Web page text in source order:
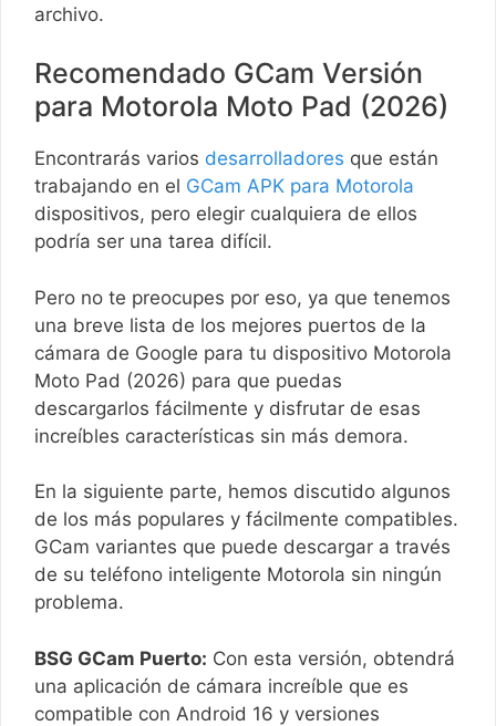
archivo.
Recomendado GCam Versión
para Motorola Moto Pad (2026)
Encontrarás varios desarrolladores que están
trabajando en el GCam APK para Motorola
dispositivos, pero elegir cualquiera de ellos
podría ser una tarea difícil.
Pero no te preocupes por eso, ya que tenemos
una breve lista de los mejores puertos de la
cámara de Google para tu dispositivo Motorola
Moto Pad (2026) para que puedas
descargarlos fácilmente y disfrutar de esas
increíbles características sin más demora.
En la siguiente parte, hemos discutido algunos
de los más populares y fácilmente compatibles.
GCam variantes que puede descargar a través
de su teléfono inteligente Motorola sin ningún
problema.
BSG GCam Puerto: Con esta versión, obtendrá
una aplicación de cámara increíble que es
compatible con Android 16 y versiones